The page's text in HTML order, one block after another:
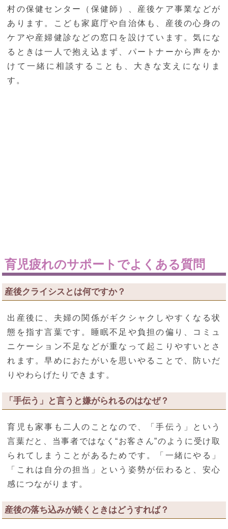
村の保健センター（保健師）、産後ケア事業などが
あります。こども家庭庁や自治体も、産後の心身の
ケアや産婦健診などの窓口を設けています。気にな
るときは一人で抱え込まず、パートナーから声をか
けて一緒に相談することも、大きな支えになりま
す。
育児疲れのサポートでよくある質問
産後クライシスとは何ですか？
出産後に、夫婦の関係がギクシャクしやすくなる状
態を指す言葉です。睡眠不足や負担の偏り、コミュ
ニケーション不足などが重なって起こりやすいとさ
れます。早めにおたがいを思いやることで、防いだ
りやわらげたりできます。
「手伝う」と言うと嫌がられるのはなぜ？
育児も家事も二人のことなので、「手伝う」という
言葉だと、当事者ではなく“お客さん”のように受け取
られてしまうことがあるためです。「一緒にやる」
「これは自分の担当」という姿勢が伝わると、安心
感につながります。
産後の落ち込みが続くときはどうすれば？